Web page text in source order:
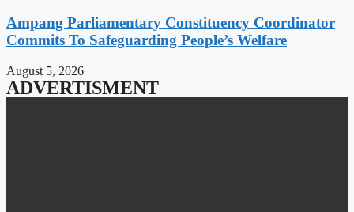
Ampang Parliamentary Constituency Coordinator
Commits To Safeguarding People’s Welfare
August 5, 2026
ADVERTISMENT